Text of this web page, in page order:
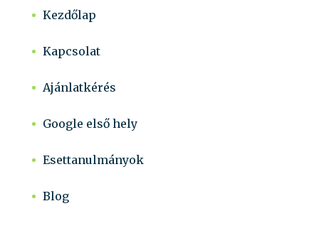
Kezdőlap
Kapcsolat
Ajánlatkérés
Google első hely
Esettanulmányok
Blog